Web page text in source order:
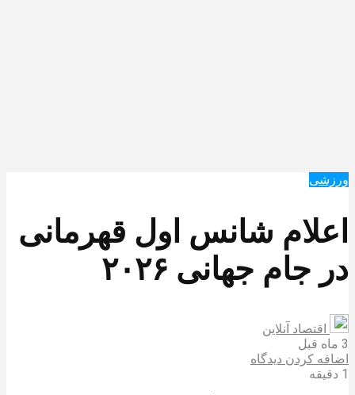
ورزشی
اعلام شانس اول قهرمانی
در جام جهانی ۲۰۲۶
اقتصاد آنلاین
3 ماه قبل
اضافه کردن دیدگاه
1 دقیقه